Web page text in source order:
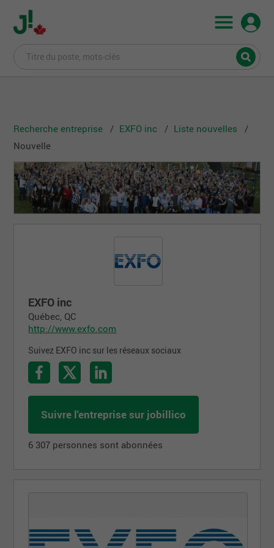
Recherche entreprise EXFO inc
Liste nouvelles
Nouvelle
EXFO inc
Québec, QC
http://www.exfo.com
Suivez EXFO inc sur les réseaux sociaux
Suivre l'entreprise sur jobillico
6 307 personnes sont abonnées